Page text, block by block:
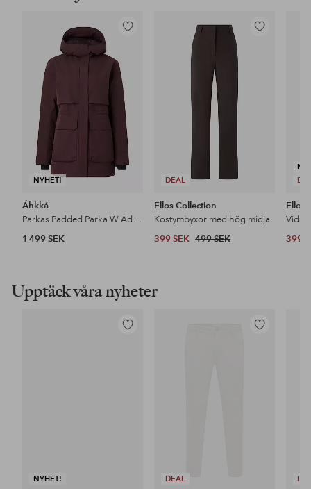
NYHET!
Lägg
favoriter
Áhkká
Parkas Padded Parka W Adjustable Waist
1 499 SEK
DEAL
Lägg
Ellos Collection
Kostymbyxor med hög midja
399 SEK 499 SEK
Ellos
399
Upptäck våra nyheter
NYHET!
Lägg
DEAL
Lägg